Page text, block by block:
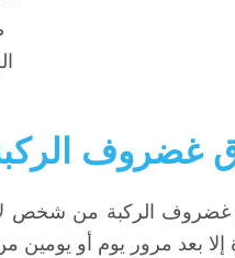
غضروف
غضروف الركبة من شخص
بعد مرور يوم أو يومين